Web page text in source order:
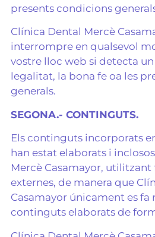
presents condicions
Clínica Dental Mercè
interrompre en qualsevol
vostre lloc web si detecta
legalitat, la bona fe oa les
generals.
SEGONA.- CONTINGUTS.
Els continguts incorporats
han estat elaborats i
Mercè Casamayor, utilitzant
externes, de manera que
Casamayor únicament es fa
continguts elaborats de